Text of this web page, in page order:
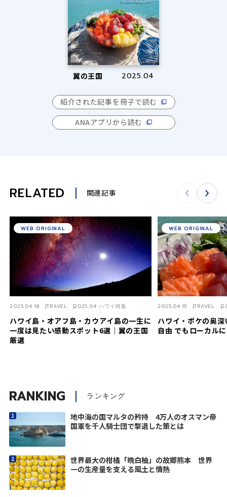
翼の王国 2025.04
紹介された記事を冊子で読む
ANAアプリから読む
RELATED 関連記事
ハワイ島・オアフ島・カウアイ島の一生に
一度は見たい感動スポット6選｜翼の王国
厳選
2025.04.18 TRAVEL 2025.04 ハワイ特集
WEB ORIGINAL
ハワイ・ポケの奥
自由 でもローカル
2025.04.15 TRAVEL
WEB ORIGINAL
RANKING ランキング
地中海の国マルタの矜持 4万人のオスマン帝
国軍を千人騎士団で撃退した策とは
世界最大の柑橘「晩白柚」の故郷熊本 世界
一の生産量を支える風土と情熱